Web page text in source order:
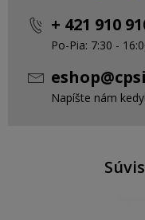
+ 421 910
Po-Pia: 7:30 -
Napíšte nám